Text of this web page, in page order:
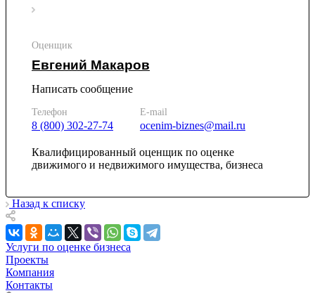
Оценщик
Евгений Макаров
Написать сообщение
Телефон
8 (800) 302-27-74
E-mail
ocenim-biznes@mail.ru
Квалифицированный оценщик по оценке
движимого и недвижимого имущества, бизнеса
Назад к списку
Услуги по оценке бизнеса
Проекты
Компания
Контакты
Ишимбай
Калининград
Камбарка
Каменск-Уральский
Каменск-Шахтинский
Камышин
Камышлов
Канаш
Кандалакша
Канск
Карачев